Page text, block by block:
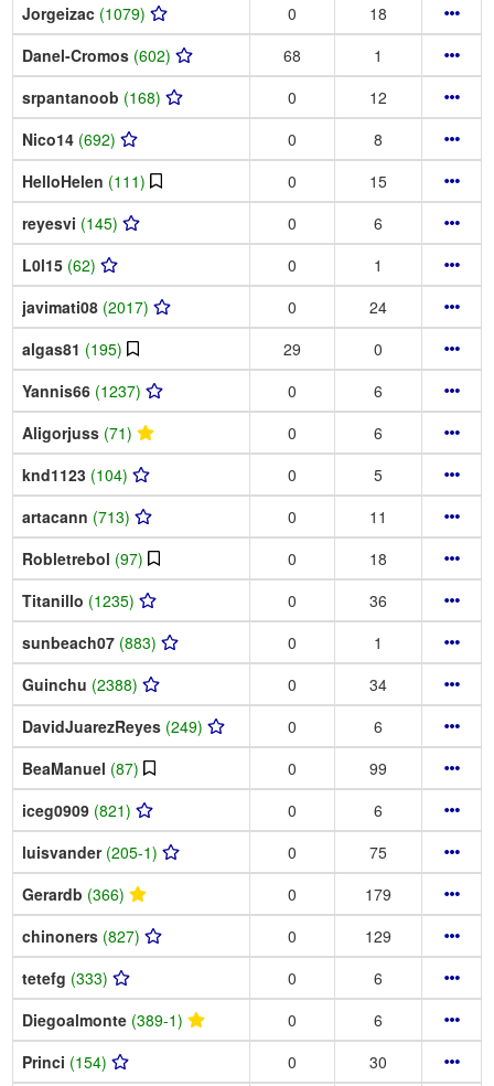
Jorgeizac (1079) 0
18
Danel-Cromos (602) 68
1
srpantanoob (168) 0
12
Nico14 (692) 0
8
HelloHelen (111) 0
15
reyesvi (145) 0
6
L0l15 (62) 0
1
javimati08 (2017) 0
24
algas81 (195) 29
0
Yannis66 (1237) 0
6
Aligorjuss (71) 0
6
knd1123 (104) 0
5
artacann (713) 0
11
Robletrebol (97) 0
18
Titanillo (1235) 0
36
sunbeach07 (883) 0
1
Guinchu (2388) 0
34
DavidJuarezReyes (249) 0
6
BeaManuel (87) 0
99
iceg0909 (821) 0
6
luisvander (205-1) 0
75
Gerardb (366) 0
179
chinoners (827) 0
129
tetefg (333) 0
6
Diegoalmonte (389-1) 0
6
Princi (154) 0
30